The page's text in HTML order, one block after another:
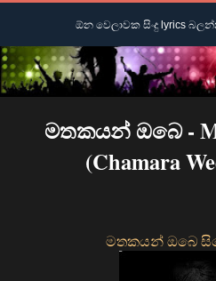
මතකයන් ඔබෙ -
(Chamara
මතකයන් ඔබෙ
ඕන වෙලාවක සිංදු lyrics